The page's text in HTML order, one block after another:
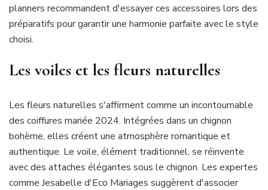
planners recommandent d'essayer ces accessoires lors des
préparatifs pour garantir une harmonie parfaite avec le style
choisi.
Les voiles et les fleurs naturelles
Les fleurs naturelles s'affirment comme un incontournable
des coiffures mariée 2024. Intégrées dans un chignon
bohème, elles créent une atmosphère romantique et
authentique. Le voile, élément traditionnel, se réinvente
avec des attaches élégantes sous le chignon. Les expertes
comme Jesabelle d'Eco Mariages suggèrent d'associer